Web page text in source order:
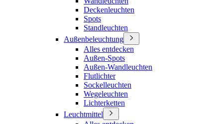
Deckenleuchten
Spots
Standleuchten
Außenbeleuchtung
Alles entdecken
Außen-Spots
Außen-Wandleuchten
Flutlichter
Sockelleuchten
Wegeleuchten
Lichterketten
Leuchtmittel